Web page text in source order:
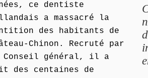
ce dentiste
a massacré la
des habitants de
Chinon. Recruté par
Conseil général, il a
des centaines de